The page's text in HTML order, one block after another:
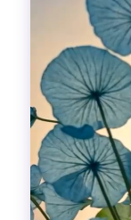
Гадания
Красоты!
Fashion